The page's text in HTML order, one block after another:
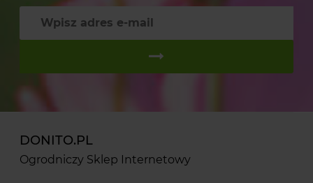
DONITO.PL
Ogrodniczy Sklep Internetowy